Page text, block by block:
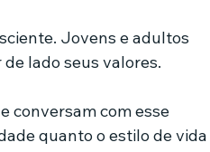
Jovens e adultos
lado seus valores.
conversam com esse
quanto o estilo de vida